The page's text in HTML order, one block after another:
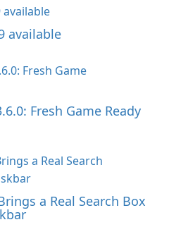
available
Fresh Game Ready
a Real Search Box